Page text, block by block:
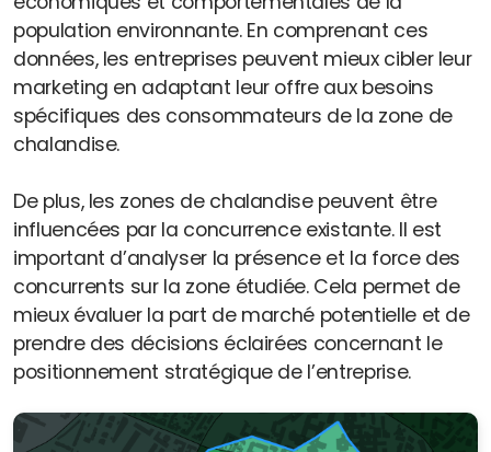
population environnante. En comprenant ces
données, les entreprises peuvent mieux cibler leur
marketing en adaptant leur offre aux besoins
spécifiques des consommateurs de la zone de
chalandise.
De plus, les zones de chalandise peuvent être
influencées par la concurrence existante. Il est
important d’analyser la présence et la force des
concurrents sur la zone étudiée. Cela permet de
mieux évaluer la part de marché potentielle et de
prendre des décisions éclairées concernant le
positionnement stratégique de l’entreprise.